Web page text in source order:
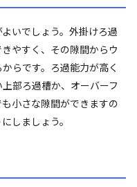
いでしょう。外掛けろ過
やすく、その隙間からウ
らです。ろ過能力が高く
部ろ過槽か、オーバーフ
小さな隙間ができますの
しましょう。